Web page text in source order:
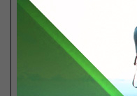
Басейн
Емдеу